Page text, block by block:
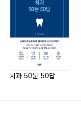
19. Q: 이갈이가 심
20. Q: 입냄새가 심
Part 3 심미 치료
21. Q: 치아 미백은
전) 해와달치과 대표
전) 광주 지플란트
전) 광주 세움치과
치과 50문 50답